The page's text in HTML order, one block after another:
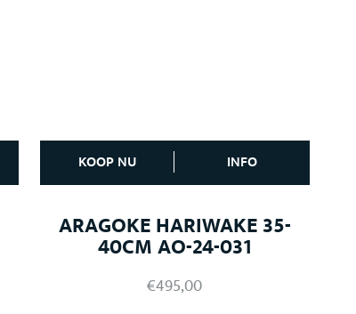
KOOP NU INFO
ARAGOKE HARIWAKE 35-
40CM AO-24-031
€495,00